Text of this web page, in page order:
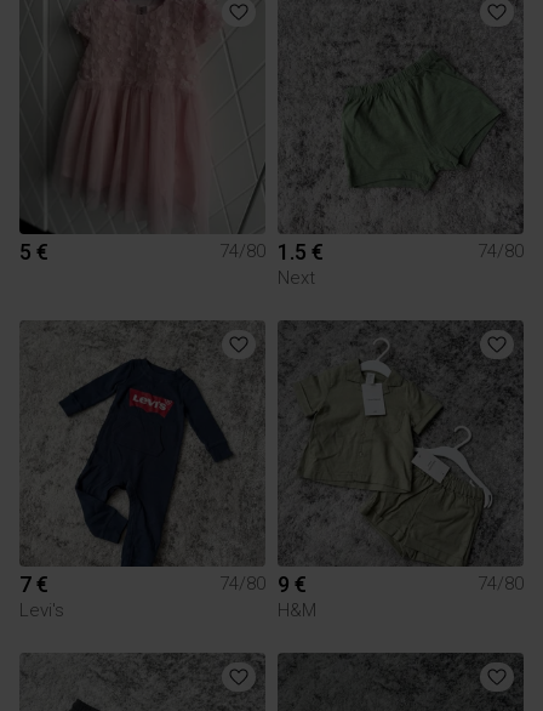
5 € 74/80 1.5 €
74/80
Next
7 €
74/80
Levi's
9 €
74/80
H&M